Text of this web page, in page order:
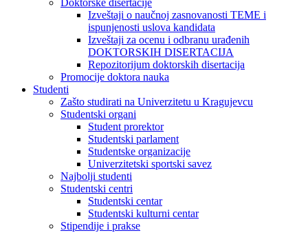
Izveštaji o naučnoj zasnovanosti TEME i
ispunjenosti uslova kandidata
Izveštaji za ocenu i odbranu urađenih
DOKTORSKIH DISERTACIJA
Repozitorijum doktorskih disertacija
Promocije doktora nauka
Studenti
Zašto studirati na Univerzitetu u Kragujevcu
Studentski organi
Student prorektor
Studentski parlament
Studentske organizacije
Univerzitetski sportski savez
Najbolji studenti
Studentski centri
Studentski centar
Studentski kulturni centar
Stipendije i prakse